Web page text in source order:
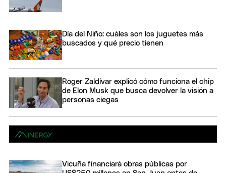
Día del Niño: cuáles son los juguetes más
buscados y qué precio tienen
Roger Zaldívar explicó cómo funciona el chip
de Elon Musk que busca devolver la visión a
personas ciegas
Vicuña financiará obras públicas por